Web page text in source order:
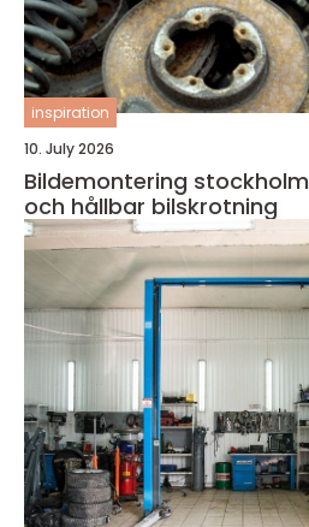
inspiration
10. July 2026
Bildemontering stockholm så fungerar trygg
och hållbar bilskrotning